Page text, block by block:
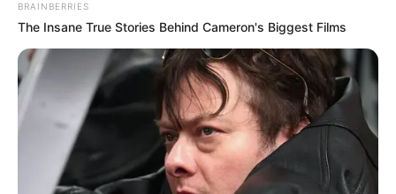
BRAINBERRIES
The Insane True Stories Behind Cameron's Biggest Films